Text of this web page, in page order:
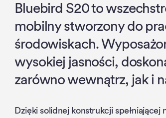
Bluebird S20 to
mobilny stworzony do
środowiskach.
wysokiej jasności,
zarówno wewnątrz, jak i
Dzięki solidnej konstrukcji